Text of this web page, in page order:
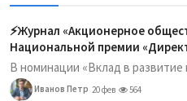
⚡️Журнал «Акционерное
Национальной премии
В номинации «Вклад в развитие
Иванов Петр 20 фев 564